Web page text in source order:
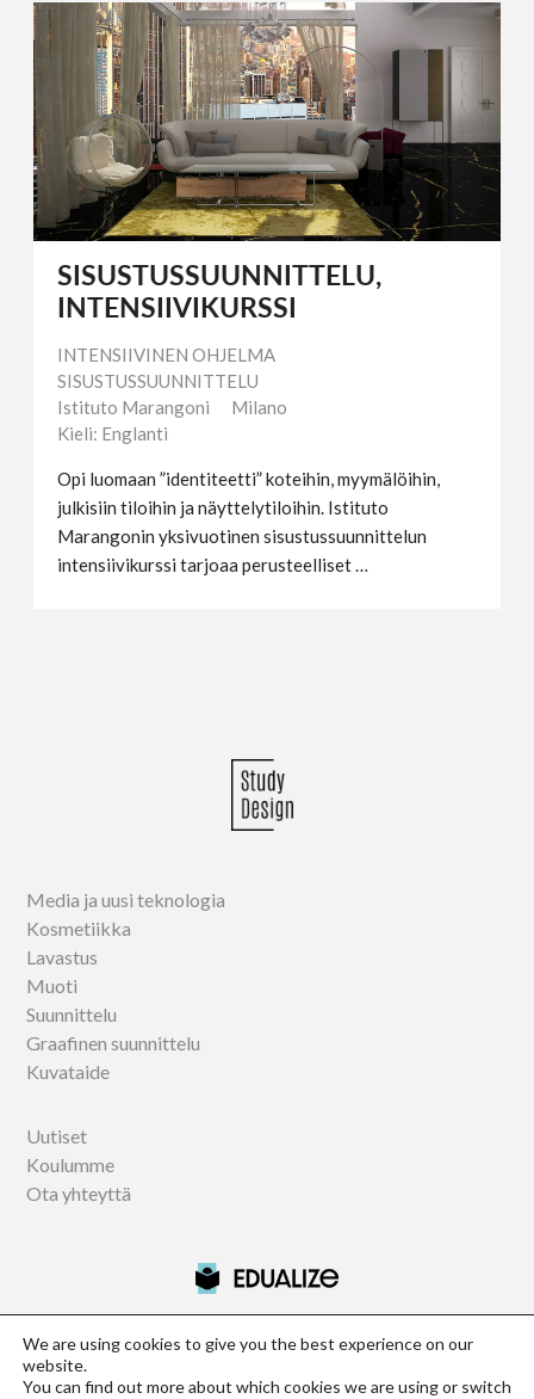
SISUSTUSSUUNNITTELU,
INTENSIIVIKURSSI
INTENSIIVINEN OHJELMA
SISUSTUSSUUNNITTELU
Istituto Marangoni
Milano
Kieli: Englanti
Opi luomaan ”identiteetti” koteihin, myymälöihin,
julkisiin tiloihin ja näyttelytiloihin. Istituto
Marangonin yksivuotinen sisustussuunnittelun
intensiivikurssi tarjoaa perusteelliset …
Media ja uusi teknologia
Kosmetiikka
Lavastus
Muoti
Suunnittelu
Graafinen suunnittelu
Kuvataide
Uutiset
Koulumme
Ota yhteyttä
Official information centre of Istituto Marangoni, NABA and
We are using cookies to give you the best experience on our
website.
You can find out more about which cookies we are using or switch